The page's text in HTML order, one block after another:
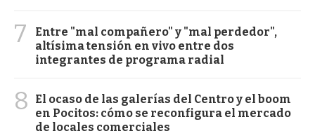
7
Entre "mal compañero" y "mal perdedor",
altísima tensión en vivo entre dos
integrantes de programa radial
8
El ocaso de las galerías del Centro y el boom
en Pocitos: cómo se reconfigura el mercado
de locales comerciales